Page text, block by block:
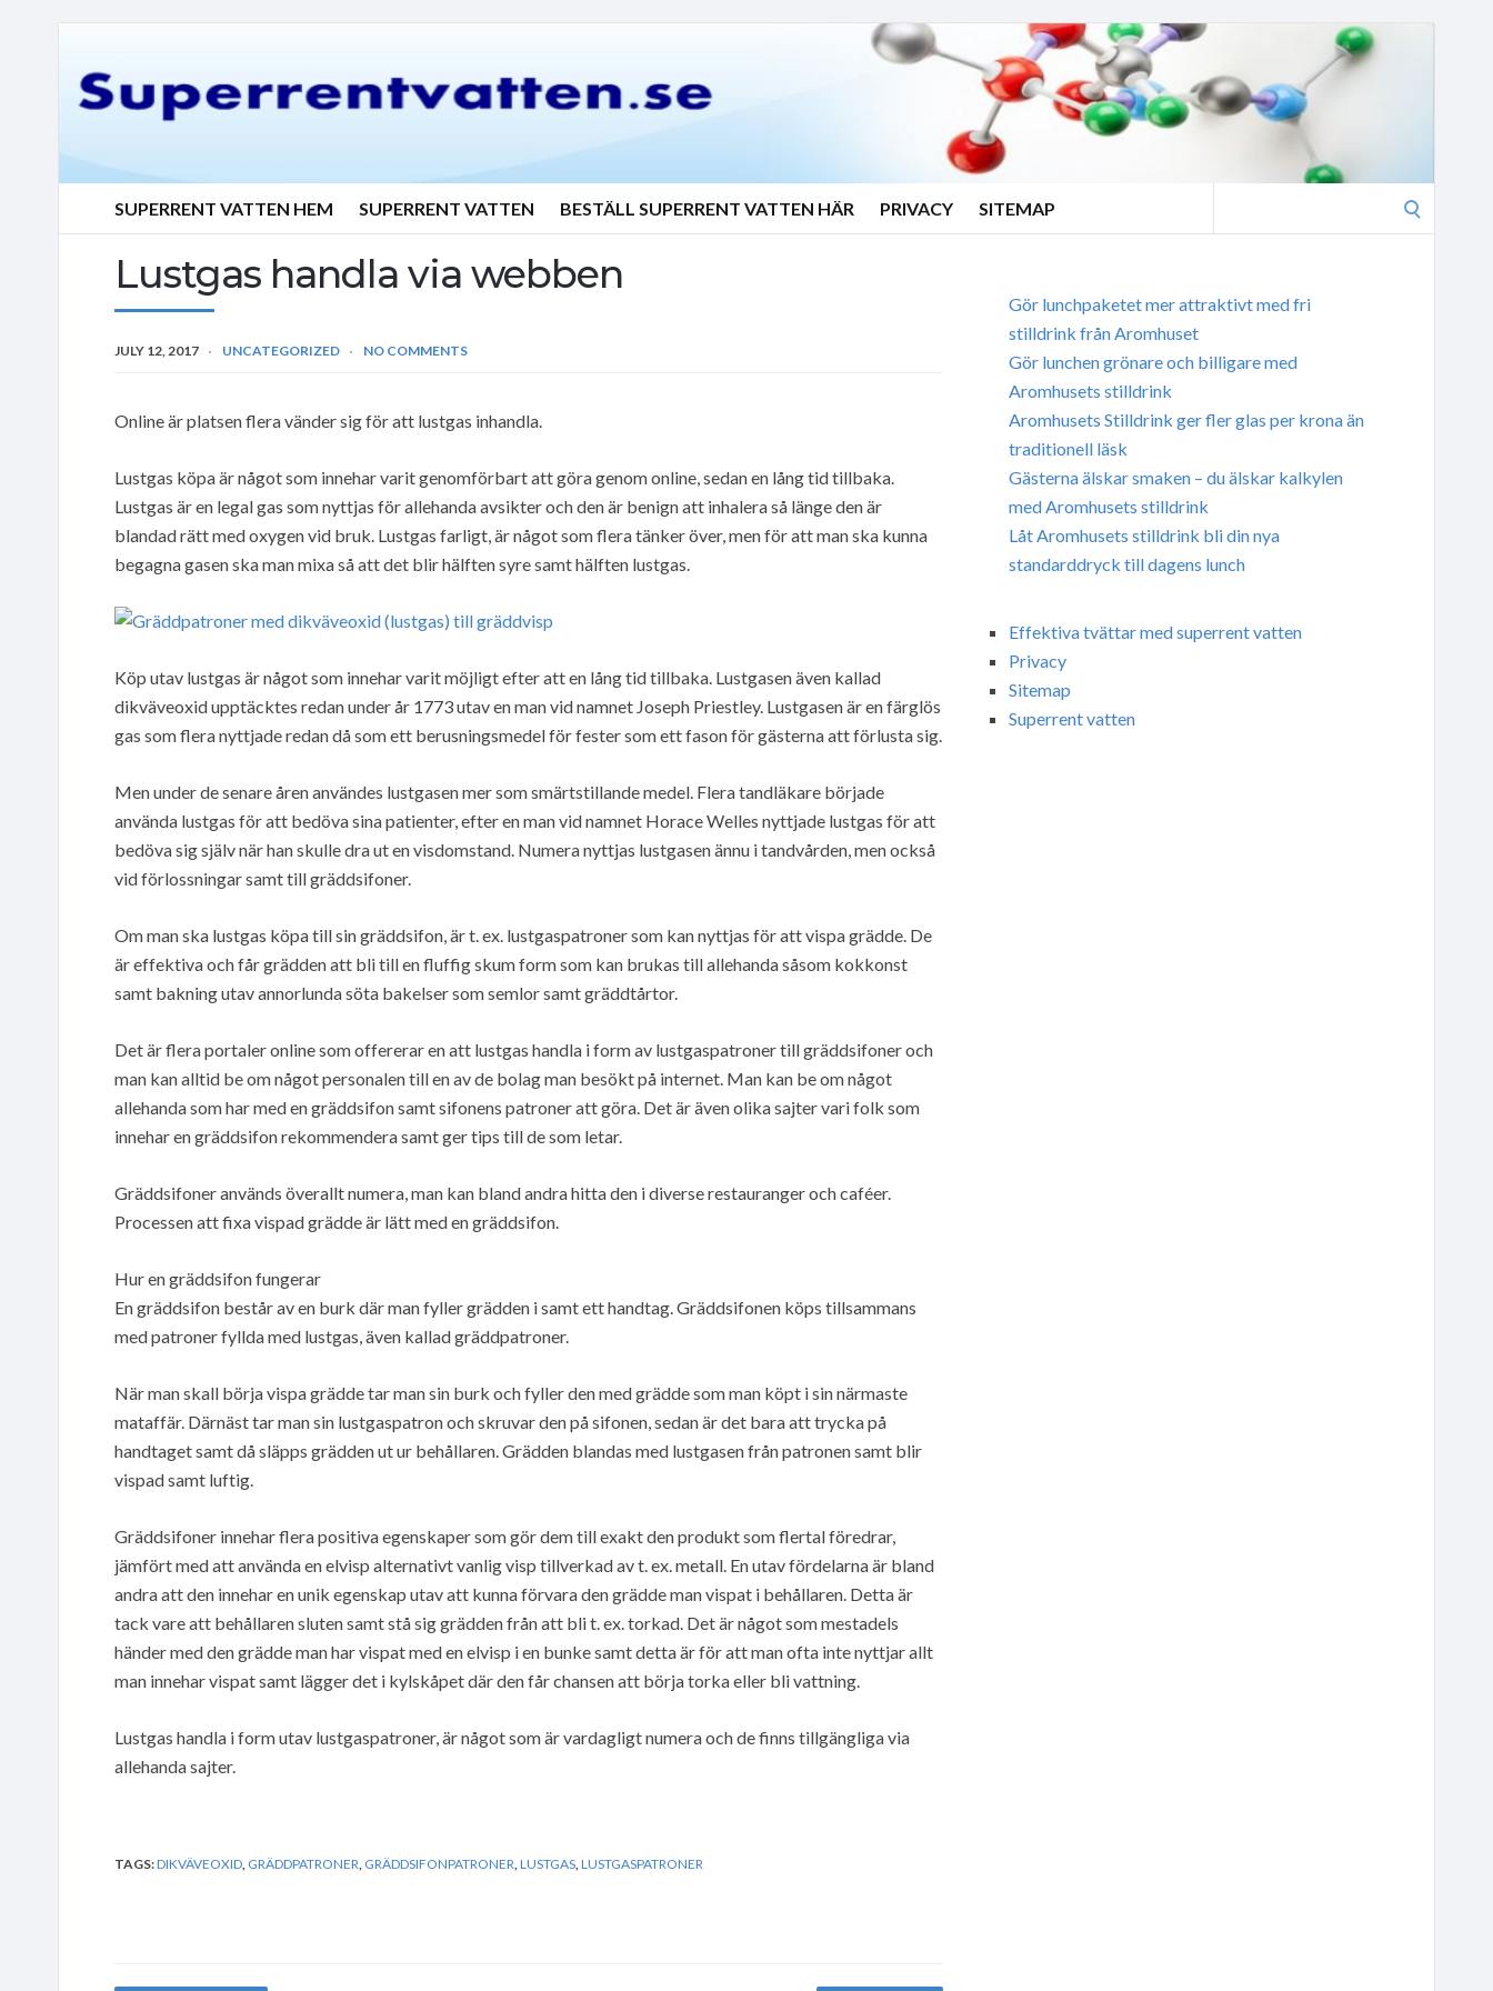
SUPERRENT VATTEN HEM SUPERRENT VATTEN BESTÄLL SUPERRENT VATTEN HÄR PRIVACY SITEMAP
Lustgas handla via webben
JULY 12, 2017 UNCATEGORIZED NO COMMENTS
Online är platsen flera vänder sig för att lustgas inhandla.
Lustgas köpa är något som innehar varit genomförbart att göra genom online, sedan en lång tid tillbaka.
Lustgas är en legal gas som nyttjas för allehanda avsikter och den är benign att inhalera så länge den är
blandad rätt med oxygen vid bruk. Lustgas farligt, är något som flera tänker över, men för att man ska kunna
begagna gasen ska man mixa så att det blir hälften syre samt hälften lustgas.
Köp utav lustgas är något som innehar varit möjligt efter att en lång tid tillbaka. Lustgasen även kallad
dikväveoxid upptäcktes redan under år 1773 utav en man vid namnet Joseph Priestley. Lustgasen är en färglös
gas som flera nyttjade redan då som ett berusningsmedel för fester som ett fason för gästerna att förlusta sig.
Men under de senare åren användes lustgasen mer som smärtstillande medel. Flera tandläkare började
använda lustgas för att bedöva sina patienter, efter en man vid namnet Horace Welles nyttjade lustgas för att
bedöva sig själv när han skulle dra ut en visdomstand. Numera nyttjas lustgasen ännu i tandvården, men också
vid förlossningar samt till gräddsifoner.
Om man ska lustgas köpa till sin gräddsifon, är t. ex. lustgaspatroner som kan nyttjas för att vispa grädde. De
är effektiva och får grädden att bli till en fluffig skum form som kan brukas till allehanda såsom kokkonst
samt bakning utav annorlunda söta bakelser som semlor samt gräddtårtor.
Det är flera portaler online som offererar en att lustgas handla i form av lustgaspatroner till gräddsifoner och
man kan alltid be om något personalen till en av de bolag man besökt på internet. Man kan be om något
allehanda som har med en gräddsifon samt sifonens patroner att göra. Det är även olika sajter vari folk som
innehar en gräddsifon rekommendera samt ger tips till de som letar.
Gräddsifoner används överallt numera, man kan bland andra hitta den i diverse restauranger och caféer.
Processen att fixa vispad grädde är lätt med en gräddsifon.
Hur en gräddsifon fungerar
En gräddsifon består av en burk där man fyller grädden i samt ett handtag. Gräddsifonen köps tillsammans
med patroner fyllda med lustgas, även kallad gräddpatroner.
När man skall börja vispa grädde tar man sin burk och fyller den med grädde som man köpt i sin närmaste
mataffär. Därnäst tar man sin lustgaspatron och skruvar den på sifonen, sedan är det bara att trycka på
handtaget samt då släpps grädden ut ur behållaren. Grädden blandas med lustgasen från patronen samt blir
vispad samt luftig.
Gräddsifoner innehar flera positiva egenskaper som gör dem till exakt den produkt som flertal föredrar,
jämfört med att använda en elvisp alternativt vanlig visp tillverkad av t. ex. metall. En utav fördelarna är bland
andra att den innehar en unik egenskap utav att kunna förvara den grädde man vispat i behållaren. Detta är
tack vare att behållaren sluten samt stå sig grädden från att bli t. ex. torkad. Det är något som mestadels
händer med den grädde man har vispat med en elvisp i en bunke samt detta är för att man ofta inte nyttjar allt
man innehar vispat samt lägger det i kylskåpet där den får chansen att börja torka eller bli vattning.
Lustgas handla i form utav lustgaspatroner, är något som är vardagligt numera och de finns tillgängliga via
allehanda sajter.
TAGS:DIKVÄVEOXID GRÄDDPATRONER GRÄDDSIFONPATRONER LUSTGAS LUSTGASPATRONER
Gör lunchpaketet mer attraktivt med fri
stilldrink från Aromhuset
Gör lunchen grönare och billigare med
Aromhusets stilldrink
Aromhusets Stilldrink ger fler glas per krona än
traditionell läsk
Gästerna älskar smaken – du älskar kalkylen
med Aromhusets stilldrink
Låt Aromhusets stilldrink bli din nya
standarddryck till dagens lunch
Effektiva tvättar med superrent vatten
Privacy
Sitemap
Superrent vatten